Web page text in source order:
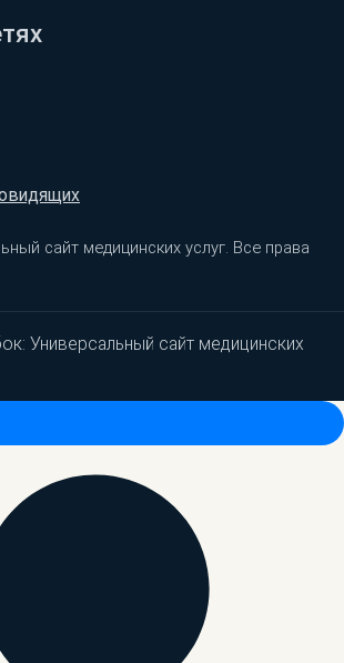
сайт медицинских услуг. Все права
Универсальный сайт медицинских